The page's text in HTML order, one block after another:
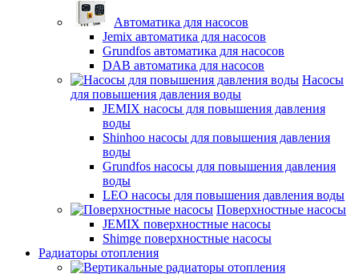
Автоматика для насосов
Jemix автоматика для насосов
Grundfos автоматика для насосов
DAB автоматика для насосов
Насосы
для повышения давления воды
JEMIX насосы для повышения давления
воды
Shinhoo насосы для повышения давления
воды
Grundfos насосы для повышения давления
воды
LEO насосы для повышения давления воды
Поверхностные насосы
JEMIX поверхностные насосы
Shimge поверхностные насосы
Радиаторы отопления